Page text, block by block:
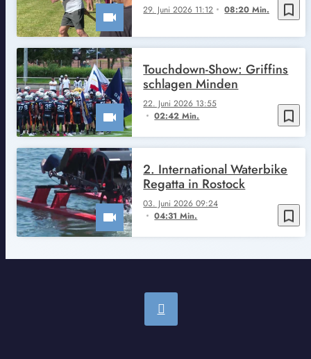
bookmark_border
29. Juni 2026 11:12 08:20 Min.
bookmark_border
22. Juni 2026 13:55
02:42 Min.
Touchdown-Show: Griffins
schlagen Minden
bookmark_border
03. Juni 2026 09:24
04:31 Min.
2. International Waterbike
Regatta in Rostock